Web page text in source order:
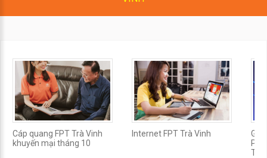
Cáp quang FPT Trà Vinh
khuyến mại tháng 10
Internet FPT Trà Vinh
Gói
Trà